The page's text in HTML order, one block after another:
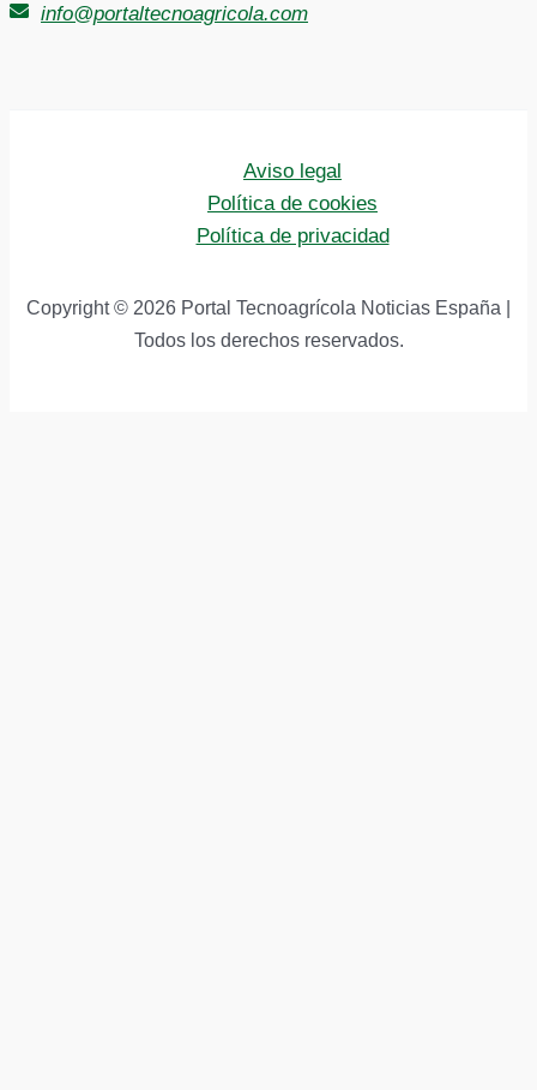
info@portaltecnoagricola.com
Aviso legal
Política de cookies
Política de privacidad
Copyright © 2026 Portal Tecnoagrícola Noticias España |
Todos los derechos reservados.